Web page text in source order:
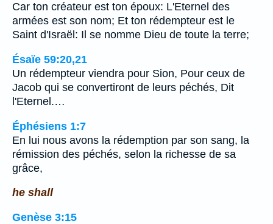
Car ton créateur est ton époux: L'Eternel des
armées est son nom; Et ton rédempteur est le
Saint d'Israël: Il se nomme Dieu de toute la terre;
Ésaïe 59:20,21
Un rédempteur viendra pour Sion, Pour ceux de
Jacob qui se convertiront de leurs péchés, Dit
l'Eternel.…
Éphésiens 1:7
En lui nous avons la rédemption par son sang, la
rémission des péchés, selon la richesse de sa
grâce,
he shall
Genèse 3:15